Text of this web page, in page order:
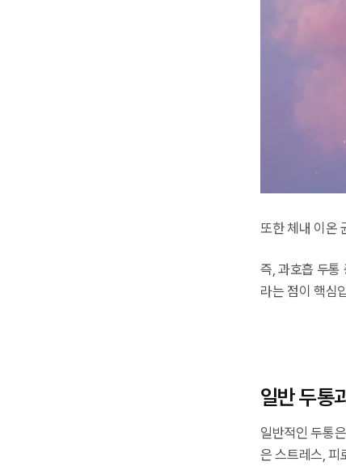
또한 체내 이온
즉, 과호흡 두통
라는 점이 핵심
일반 두통
일반적인 두통
은 스트레스, 피